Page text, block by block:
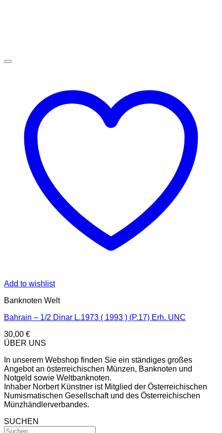
Add to wishlist
Banknoten Welt
Bahrain – 1/2 Dinar L.1973 ( 1993 ) (P.17) Erh. UNC
30,00 €
ÜBER UNS
In unserem Webshop finden Sie ein ständiges großes
Angebot an österreichischen Münzen, Banknoten und
Notgeld sowie Weltbanknoten.
Inhaber Norbert Künstner ist Mitglied der Österreichischen
Numismatischen Gesellschaft und des Österreichischen
Münzhändlerverbandes.
SUCHEN